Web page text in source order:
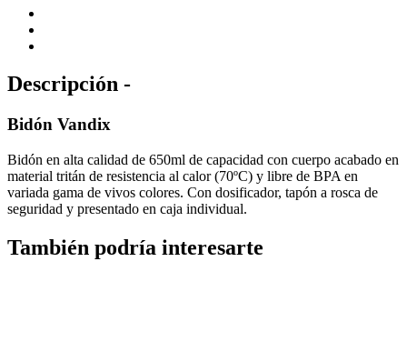
Descripción -
Bidón Vandix
Bidón en alta calidad de 650ml de capacidad con cuerpo acabado en
material tritán de resistencia al calor (70ºC) y libre de BPA en
variada gama de vivos colores. Con dosificador, tapón a rosca de
seguridad y presentado en caja individual.
También podría interesarte